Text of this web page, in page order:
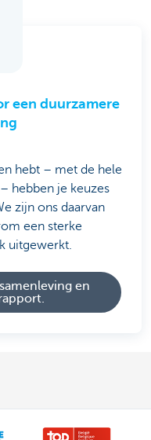
een duurzamere
hebt – met de hele
hebben je keuzes
zijn ons daarvan
een sterke
uitgewerkt.
en